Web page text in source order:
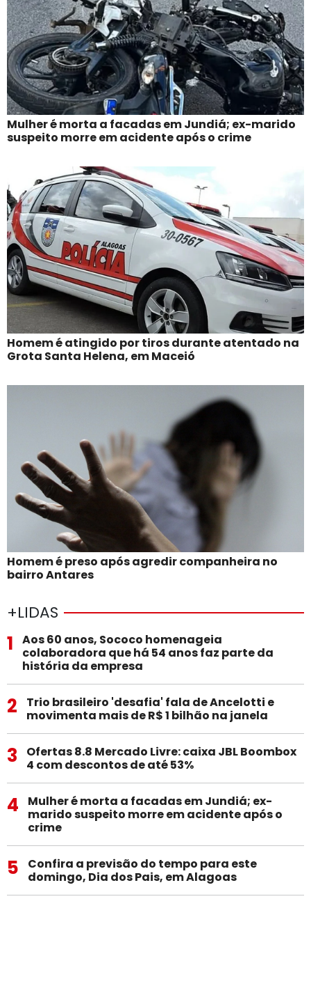
Mulher é morta a facadas em Jundiá; ex-marido
suspeito morre em acidente após o crime
Homem é atingido por tiros durante atentado na
Grota Santa Helena, em Maceió
Homem é preso após agredir companheira no
bairro Antares
+LIDAS
1
Aos 60 anos, Sococo homenageia
colaboradora que há 54 anos faz parte da
história da empresa
2
Trio brasileiro 'desafia' fala de Ancelotti e
movimenta mais de R$ 1 bilhão na janela
3
Ofertas 8.8 Mercado Livre: caixa JBL Boombox
4 com descontos de até 53%
4
Mulher é morta a facadas em Jundiá; ex-
marido suspeito morre em acidente após o
crime
5
Confira a previsão do tempo para este
domingo, Dia dos Pais, em Alagoas